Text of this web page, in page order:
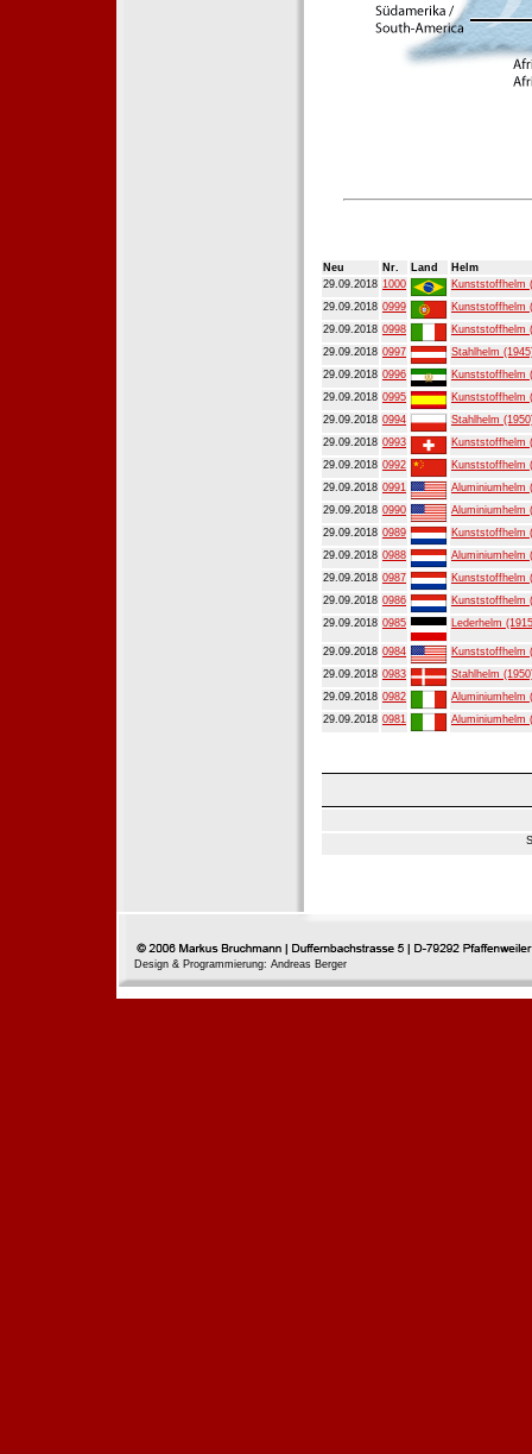
Neu Nr. Land
Helm
29.09.2018 1000
Kunststoffhelm
29.09.2018 0999
Kunststoffhelm
29.09.2018 0998
Kunststoffhelm
29.09.2018 0997
Stahlhelm
29.09.2018 0996
Kunststoffhelm
29.09.2018 0995
Kunststoffhelm
29.09.2018 0994
Stahlhelm
29.09.2018 0993
Kunststoffhelm
29.09.2018 0992
Kunststoffhelm
29.09.2018 0991
Aluminiumhelm
29.09.2018 0990
Aluminiumhelm
29.09.2018 0989
Kunststoffhelm
29.09.2018 0988
Aluminiumhelm
29.09.2018 0987
Kunststoffhelm
29.09.2018 0986
Kunststoffhelm
29.09.2018 0985 Lederhelm
29.09.2018 0984
Kunststoffhelm
29.09.2018 0983
Stahlhelm
29.09.2018 0982
Aluminiumhelm
29.09.2018 0981 Aluminiumhelm
Design & Programmierung: Andreas Berger